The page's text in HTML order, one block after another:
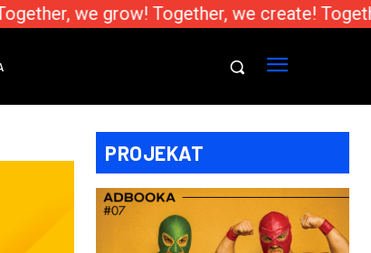
we grow! Together, we create!
PROJEKAT